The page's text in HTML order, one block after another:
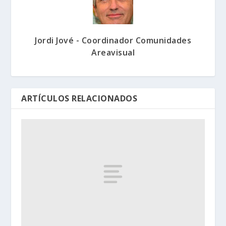
Jordi Jové - Coordinador Comunidades
Areavisual
ARTÍCULOS RELACIONADOS